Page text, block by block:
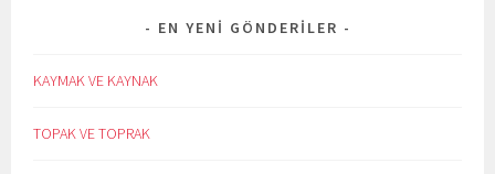
EN YENI GÖNDERILER
KAYMAK VE KAYNAK
TOPAK VE TOPRAK